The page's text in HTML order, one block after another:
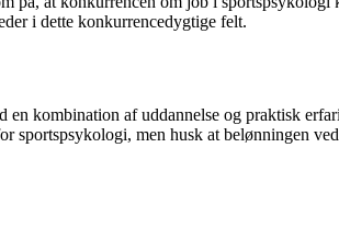
i dette konkurrencedygtige felt.
kombination af uddannelse og praktisk
men husk at belønningen